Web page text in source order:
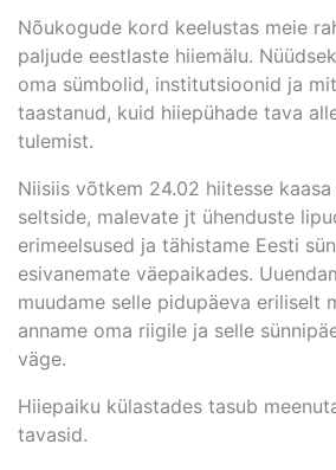
Nõukogude kord keelustas meie
paljude eestlaste hiiemälu.
oma sümbolid, institutsioonid ja
taastanud, kuid hiiepühade tava
tulemist.
Niisiis võtkem 24.02 hiitesse
seltside, malevate jt ühenduste
erimeelsused ja tähistame Eesti
esivanemate väepaikades.
muudame selle pidupäeva eriliselt
anname oma riigile ja selle
väge.
Hiiepaiku külastades tasub
tavasid.